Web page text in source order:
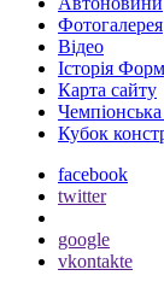
Фотогалерея
Відео
Історія
Карта сайту
Кубок
facebook
twitter
google
vkontakte